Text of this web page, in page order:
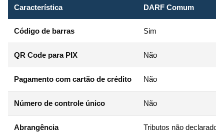
Característica DARF Comum
Código de barras Sim
QR Code para PIX Não
Pagamento com cartão de crédito Não
Número de controle único Não
Abrangência Tributos não